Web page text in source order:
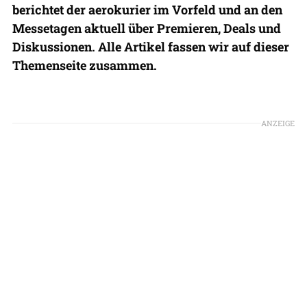
berichtet der aerokurier im Vorfeld und an den
Messetagen aktuell über Premieren, Deals und
Diskussionen. Alle Artikel fassen wir auf dieser
Themenseite zusammen.
ANZEIGE